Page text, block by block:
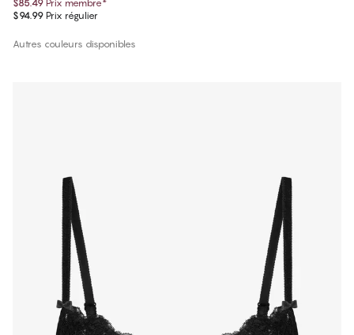
$85.49 Prix membre*
$94.99 Prix régulier
Autres couleurs disponibles